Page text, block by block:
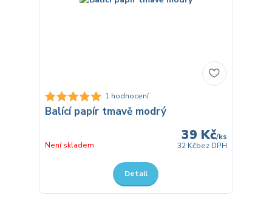
1 hodnocení
Balící papír tmavě modrý
39 Kč/ks
32 Kčbez DPH
Není skladem
Detail